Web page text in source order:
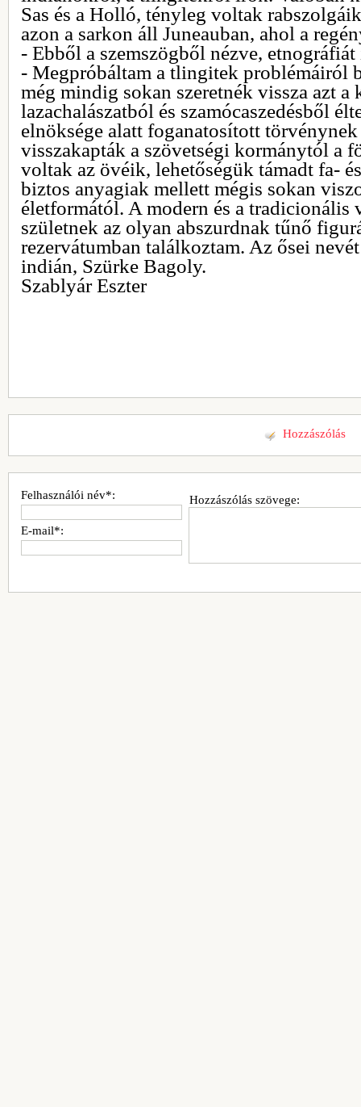
Sas és a Holló, tényleg voltak
azon a sarkon áll Juneauban, ahol a
- Ebből a szemszögből nézve,
- Megpróbáltam a tlingitek problémáiról
még mindig sokan szeretnék vissza azt a
lazachalászatból és szamócaszedésből
elnöksége alatt foganatosított
visszakapták a szövetségi kormánytól a
voltak az övéik, lehetőségük támadt fa-
biztos anyagiak mellett mégis sokan
életformától. A modern és a tradicionális
születnek az olyan abszurdnak tűnő
rezervátumban találkoztam. Az ősei
indián, Szürke Bagoly.
Szablyár Eszter
Hozzászólás
Hozzászólás szövege:
Felhasználói név*:
E-mail*: